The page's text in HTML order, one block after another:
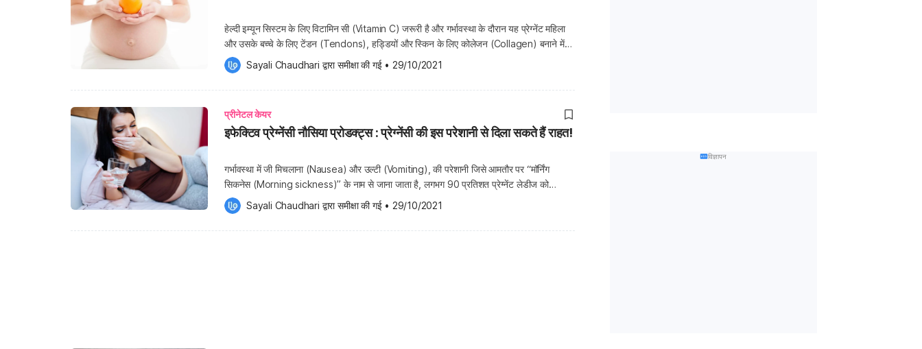
हेल्दी इम्यून सिस्टम के लिए विटामिन सी (Vitamin C) जरूरी है और गर्भावस्था के दौरान यह प्रेग्नेंट महिला
और उसके बच्चे के लिए टेंडन (Tendons), हड्डियों और स्किन के लिए कोलेजन (Collagen) बनाने में
हेल्प करता है। विटामिन सी आपके शरीर को आयरन को एब्सॉर्ब करने में भी मदद करता है, खासकर वेजिटेरियन
सोर्स से। […]
Sayali Chaudhari द्वारा समीक्षा की गई • 29/10/2021
प्रीनेटल केयर
इफेक्टिव प्रेग्नेंसी नौसिया प्रोडक्ट्स : प्रेग्नेंसी की इस परेशानी से दिला सकते हैं राहत!
गर्भावस्था में जी मिचलाना (Nausea) और उल्टी (Vomiting), की परेशानी जिसे आमतौर पर “मॉर्निंग
सिकनेस (Morning sickness)” के नाम से जाना जाता है, लगभग 90 प्रतिशत प्रेग्नेंट लेडीज को
प्रभावित करती है। हालांकि, इसके सटीक कारण स्पष्ट नहीं है। इसके लक्षण आमतौर पर सुबह के समय में
बदतर होते हैं (इसलिए ‘मॉर्निंग सिकनेस’ नाम दिया […]
Sayali Chaudhari द्वारा समीक्षा की गई • 29/10/2021
विज्ञापन